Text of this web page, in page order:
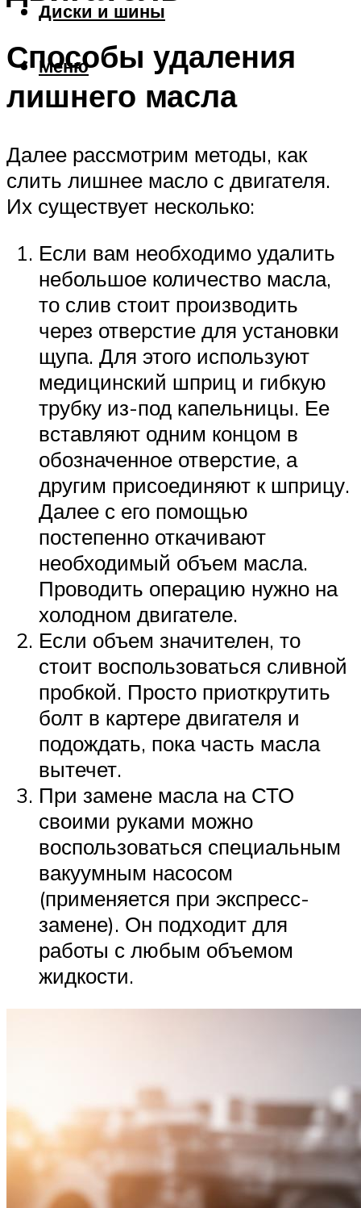
Диски и шины
Меню
Способы удаления
лишнего масла
Далее рассмотрим методы, как
слить лишнее масло с двигателя.
Их существует несколько:
Если вам необходимо удалить
небольшое количество масла,
то слив стоит производить
через отверстие для установки
щупа. Для этого используют
медицинский шприц и гибкую
трубку из-под капельницы. Ее
вставляют одним концом в
обозначенное отверстие, а
другим присоединяют к шприцу.
Далее с его помощью
постепенно откачивают
необходимый объем масла.
Проводить операцию нужно на
холодном двигателе.
Если объем значителен, то
стоит воспользоваться сливной
пробкой. Просто приоткрутить
болт в картере двигателя и
подождать, пока часть масла
вытечет.
При замене масла на СТО
своими руками можно
воспользоваться специальным
вакуумным насосом
(применяется при экспресс-
замене). Он подходит для
работы с любым объемом
жидкости.